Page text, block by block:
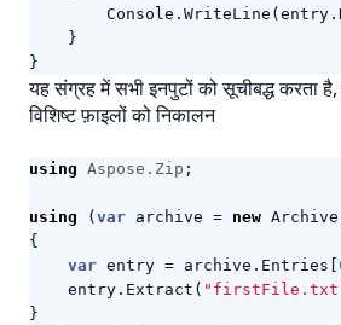
Console . WriteLine ( entry .
}
}
यह संग्रह में सभी इनपुटों को सूचीबद्ध करता
विशिष्ट फ़ाइलों को निकालन
using Aspose.Zip ;
using ( var archive = new Archive
{
var entry = archive . Entries
entry . Extract (
}